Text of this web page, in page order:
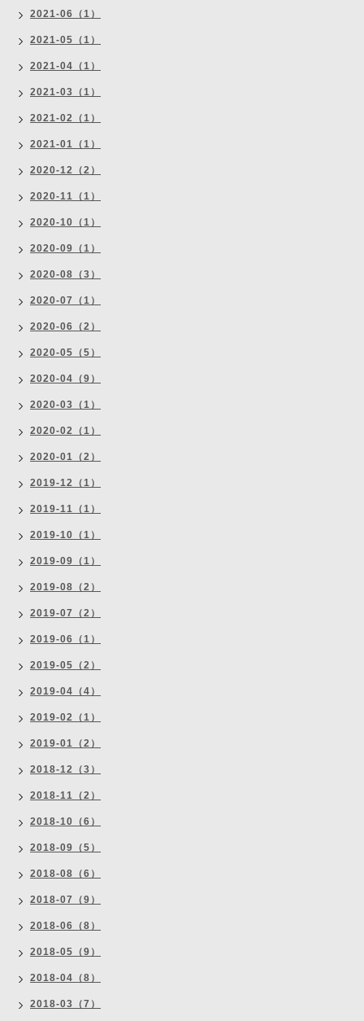
2021-06（1）
2021-05（1）
2021-04（1）
2021-03（1）
2021-02（1）
2021-01（1）
2020-12（2）
2020-11（1）
2020-10（1）
2020-09（1）
2020-08（3）
2020-07（1）
2020-06（2）
2020-05（5）
2020-04（9）
2020-03（1）
2020-02（1）
2020-01（2）
2019-12（1）
2019-11（1）
2019-10（1）
2019-09（1）
2019-08（2）
2019-07（2）
2019-06（1）
2019-05（2）
2019-04（4）
2019-02（1）
2019-01（2）
2018-12（3）
2018-11（2）
2018-10（6）
2018-09（5）
2018-08（6）
2018-07（9）
2018-06（8）
2018-05（9）
2018-04（8）
2018-03（7）